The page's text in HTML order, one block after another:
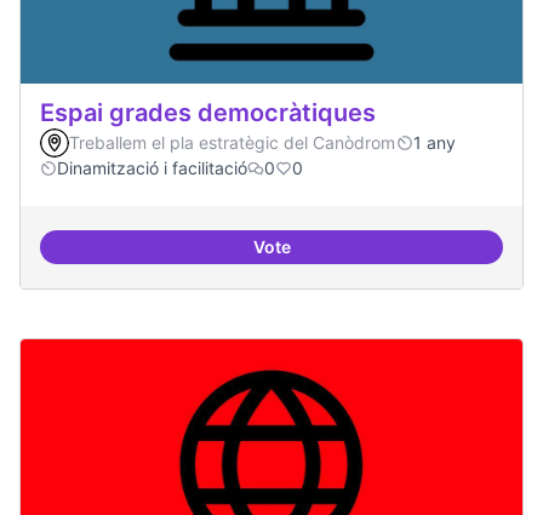
Espai grades democràtiques
Treballem el pla estratègic del Canòdrom
1 any
Dinamització i facilitació
0 0
VoteEspai grades democràtiques